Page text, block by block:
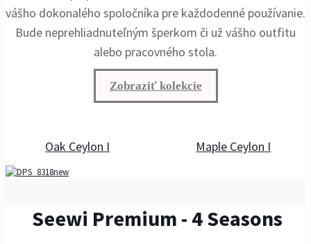
vášho dokonalého spoločníka pre každodenné používanie.
Bude neprehliadnuteľným šperkom či už vášho outfitu
alebo pracovného stola.
Zobraziť kolekcie
Oak Ceylon I Maple Ceylon I
Seewi Premium - 4 Seasons